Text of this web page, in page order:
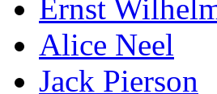
Ernst
Alice Neel
Jack Pierson